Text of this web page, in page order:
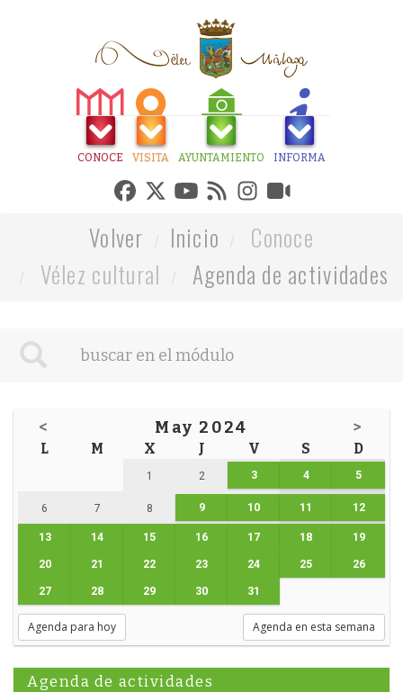
CONOCE VISITA AYUNTAMIENTO INFORMA
Volver Inicio
Conoce
Vélez cultural
Agenda de actividades
< May 2024 >
L M X J V S D
1 2 3 4 5
6 7 8 9 10 11 12
13 14 15 16 17 18 19
20 21 22 23 24 25 26
27 28 29 30 31
Agenda para hoy Agenda en esta semana
Agenda de actividades